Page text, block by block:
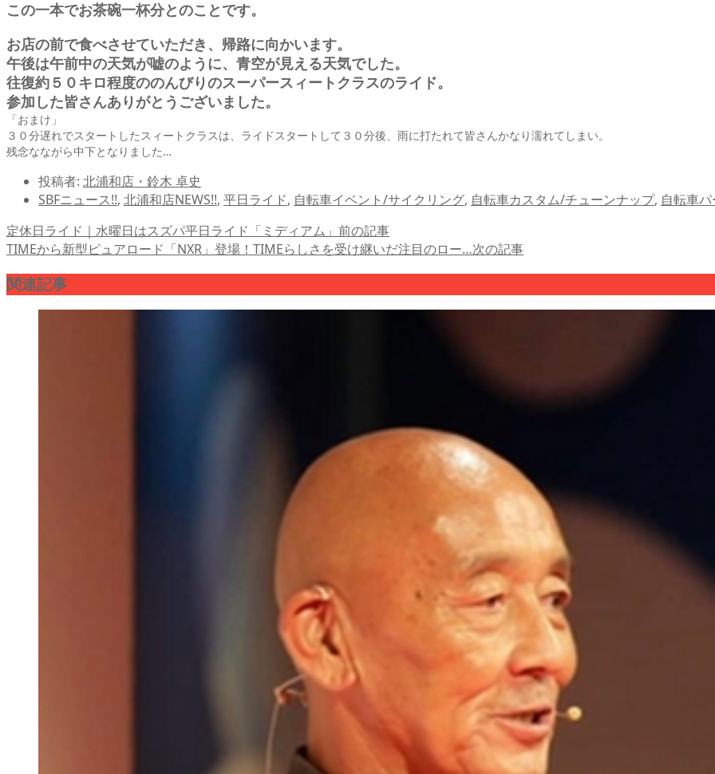
この一本でお茶碗一杯分とのことです。
お店の前で食べさせていただき、帰路に向かいます。
午後は午前中の天気が嘘のように、青空が見える天気でした。
往復約５０キロ程度ののんびりのスーパースィートクラスのライド。
参加した皆さんありがとうございました。
「おまけ」
３０分遅れでスタートしたスィートクラスは、ライドスタートして３０分後、雨に打たれて皆さんかなり濡れてしまい。
残念なながら中下となりました…
投稿者: 北浦和店・鈴木 卓史
SBFニュース!!, 北浦和店NEWS!!, 平日ライド, 自転車イベント/サイクリング, 自転車カスタム/チューンナップ, 自転車
定休日ライド｜水曜日はスズパ平日ライド「ミディアム」 前の記事
TIMEから新型ピュアロード「NXR」登場！TIMEらしさを受け継いだ注目のロー…次の記事
関連記事